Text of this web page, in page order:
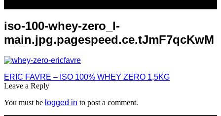
iso-100-whey-zero_l-
main.jpg.pagespeed.ce.tJmF7qcKwM
ERIC FAVRE – ISO 100% WHEY ZERO 1,5KG
Leave a Reply
You must be logged in to post a comment.